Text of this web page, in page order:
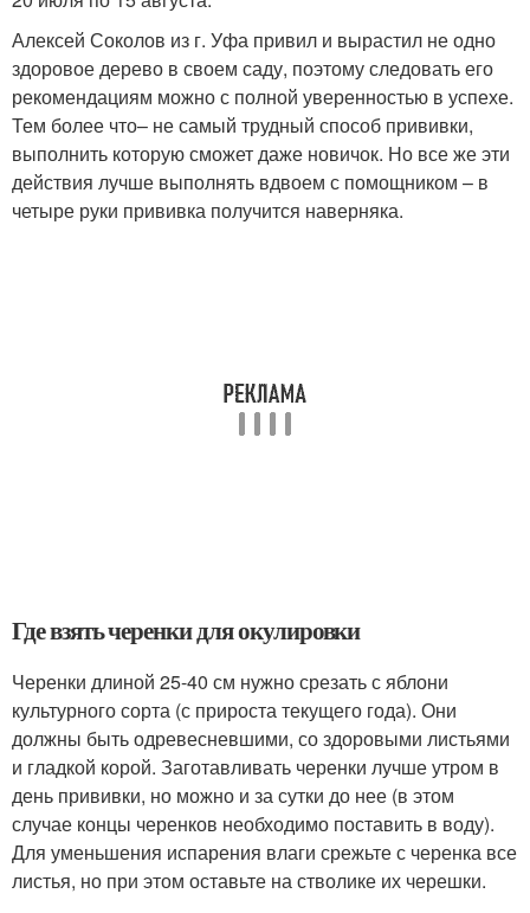
Алексей Соколов из г. Уфа привил и вырастил не одно
здоровое дерево в своем саду, поэтому следовать его
рекомендациям можно с полной уверенностью в успехе.
Тем более что– не самый трудный способ прививки,
выполнить которую сможет даже новичок. Но все же эти
действия лучше выполнять вдвоем с помощником – в
четыре руки прививка получится наверняка.
Где взять черенки для окулировки
Черенки длиной 25-40 см нужно срезать с яблони
культурного сорта (с прироста текущего года). Они
должны быть одревесневшими, со здоровыми листьями
и гладкой корой. Заготавливать черенки лучше утром в
день прививки, но можно и за сутки до нее (в этом
случае концы черенков необходимо поставить в воду).
Для уменьшения испарения влаги срежьте с черенка все
листья, но при этом оставьте на стволике их черешки.